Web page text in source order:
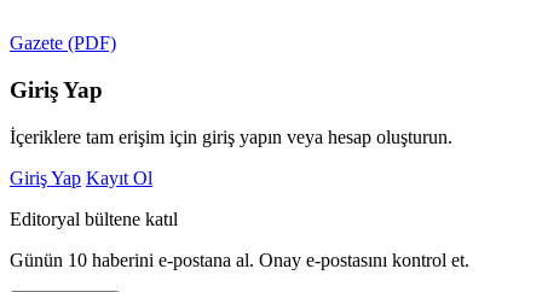
Gazete (PDF)
Giriş Yap
İçeriklere tam erişim için giriş yapın veya hesap oluşturun.
Giriş Yap Kayıt Ol
Editoryal bültene katıl
Günün 10 haberini e-postana al. Onay e-postasını kontrol et.